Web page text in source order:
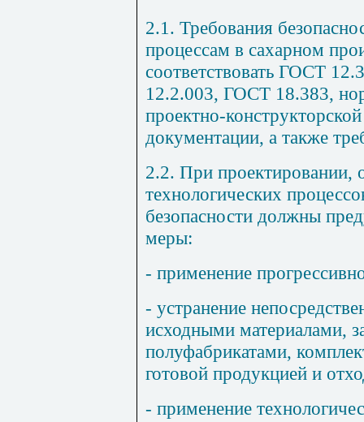
2.1. Требования
процессам в сахарном
соответствовать ГОСТ
12.2.003, ГОСТ 18.383,
проектно-
документации, а также
2.2. При проектировании,
технологических
безопасности должны
меры:
- применение
- устранение
исходными материалами,
полуфабрикатами,
готовой продукцией и
- применение